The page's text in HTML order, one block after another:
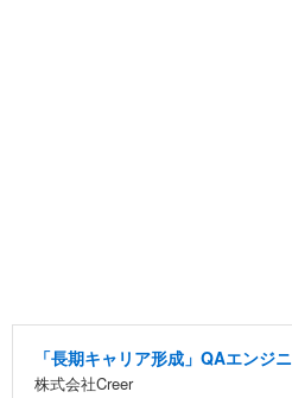
「長期キャリア形成」QAエンジ
株式会社Creer